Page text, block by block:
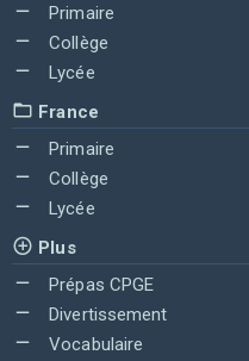
Primaire
Collège
Lycée
France
Primaire
Collège
Lycée
Plus
Prépas CPGE
Divertissement
Vocabulaire